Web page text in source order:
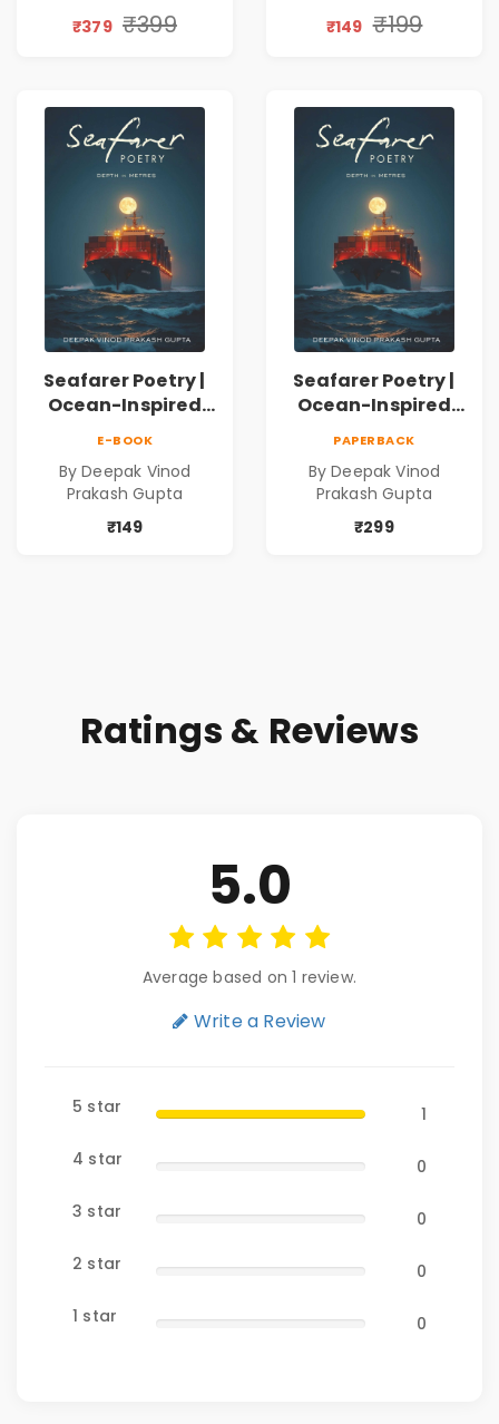
Discovery | A
Connection | By
Dhwanika Shah
₹379 ₹399
₹149 ₹199
Seafarer Poetry |
Ocean-Inspired
E-BOOK
By Deepak Vinod
Prakash Gupta
₹149
Seafarer Poetry |
Ocean-Inspired
PAPERBACK
By Deepak Vinod
Prakash Gupta
₹299
Ratings & Reviews
5.0
Average based on 1 review.
Write a Review
5 star
1
4 star
0
3 star
0
2 star
0
1 star
0